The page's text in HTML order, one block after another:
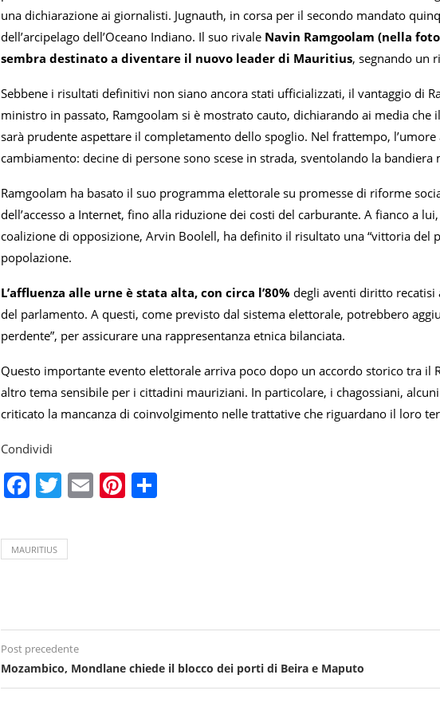
una dichiarazione ai giornalisti. Jugnauth, in corsa per il secondo mandato
dell’arcipelago dell’Oceano Indiano. Il suo rivale Navin Ramgoolam (nella
sembra destinato a diventare il nuovo leader di Mauritius, segnando un
Sebbene i risultati definitivi non siano ancora stati ufficializzati, il vantaggio di
ministro in passato, Ramgoolam si è mostrato cauto, dichiarando ai media
sarà prudente aspettare il completamento dello spoglio. Nel frattempo,
cambiamento: decine di persone sono scese in strada, sventolando la
Ramgoolam ha basato il suo programma elettorale su promesse di riforme
dell’accesso a Internet, fino alla riduzione dei costi del carburante. A fianco a
coalizione di opposizione, Arvin Boolell, ha definito il risultato una “vittoria
popolazione.
L’affluenza alle urne è stata alta, con circa l’80% degli aventi diritto recatisi
del parlamento. A questi, come previsto dal sistema elettorale, potrebbero
perdente”, per assicurare una rappresentanza etnica bilanciata.
Questo importante evento elettorale arriva poco dopo un accordo storico tra il
altro tema sensibile per i cittadini mauriziani. In particolare, i chagossiani,
criticato la mancanza di coinvolgimento nelle trattative che riguardano il loro
Condividi
Facebook
Twitter
EmailPinterest
MAURITIUS
Post precedente
Mozambico, Mondlane chiede il blocco dei porti di Beira e Maputo